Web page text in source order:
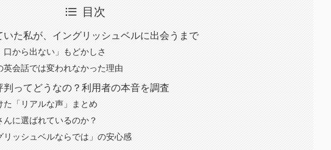
目次
た私が、イングリッシュベルに出会うまで
口から出ない」もどかしさ
英会話では変われなかった理由
ってどうなの？利用者の本音を調査
た「リアルな声」まとめ
に選ばれているのか？
リッシュベルならでは」の安心感